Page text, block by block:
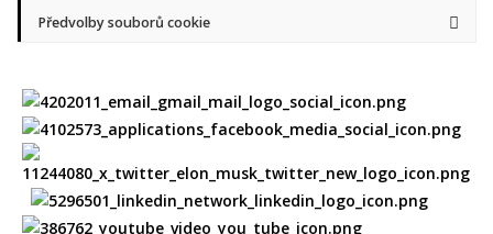
Předvolby souborů cookie